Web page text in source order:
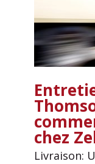
chez
Livraison: